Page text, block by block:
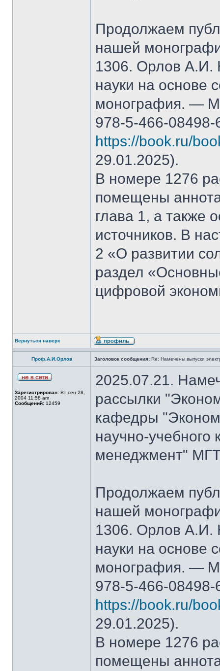
Продолжаем
нашей
1306. Орлов А.И.
науки на основе
монография. —
978-5-466-
https://book.ru/
29.01.2025).
В номере 1276
помещены
глава 1, а также
источников. В
2 «О развитии
раздел
цифровой
Вернуться наверх
Проф.А.И.Орлов Заголовок сообщения: Re: Намечены выпуски
Зарегистрирован: Вт сен 28,
2004 11:58 am
Сообщений: 12459
2025.07.21.
рассылки
кафедры
научно-
менеджмент"
Продолжаем
нашей
1306. Орлов А.И.
науки на основе
монография. —
978-5-466-
https://book.ru/
29.01.2025).
В номере 1276
помещены